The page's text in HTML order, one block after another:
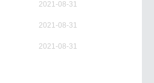
2021-08-31
2021-08-31
2021-08-31